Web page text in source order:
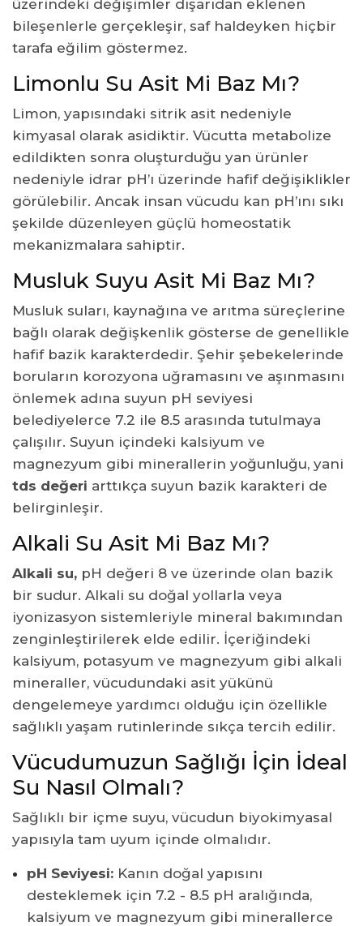
üzerindeki değişimler dışarıdan eklenen
bileşenlerle gerçekleşir, saf haldeyken hiçbir
tarafa eğilim göstermez.
Limonlu Su Asit Mi Baz Mı?
Limon, yapısındaki sitrik asit nedeniyle
kimyasal olarak asidiktir. Vücutta metabolize
edildikten sonra oluşturduğu yan ürünler
nedeniyle idrar pH’ı üzerinde hafif değişiklikler
görülebilir. Ancak insan vücudu kan pH’ını sıkı
şekilde düzenleyen güçlü homeostatik
mekanizmalara sahiptir.
Musluk Suyu Asit Mi Baz Mı?
Musluk suları, kaynağına ve arıtma süreçlerine
bağlı olarak değişkenlik gösterse de genellikle
hafif bazik karakterdedir. Şehir şebekelerinde
boruların korozyona uğramasını ve aşınmasını
önlemek adına suyun pH seviyesi
belediyelerce 7.2 ile 8.5 arasında tutulmaya
çalışılır. Suyun içindeki kalsiyum ve
magnezyum gibi minerallerin yoğunluğu, yani
tds değeri arttıkça suyun bazik karakteri de
belirginleşir.
Alkali Su Asit Mi Baz Mı?
Alkali su, pH değeri 8 ve üzerinde olan bazik
bir sudur. Alkali su doğal yollarla veya
iyonizasyon sistemleriyle mineral bakımından
zenginleştirilerek elde edilir. İçeriğindeki
kalsiyum, potasyum ve magnezyum gibi alkali
mineraller, vücudundaki asit yükünü
dengelemeye yardımcı olduğu için özellikle
sağlıklı yaşam rutinlerinde sıkça tercih edilir.
Vücudumuzun Sağlığı İçin İdeal
Su Nasıl Olmalı?
Sağlıklı bir içme suyu, vücudun biyokimyasal
yapısıyla tam uyum içinde olmalıdır.
pH Seviyesi: Kanın doğal yapısını
desteklemek için 7.2 - 8.5 pH aralığında,
kalsiyum ve magnezyum gibi minerallerce